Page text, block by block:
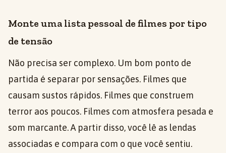
Monte uma lista pessoal de filmes por tipo
de tensão
Não precisa ser complexo. Um bom ponto de
partida é separar por sensações. Filmes que
causam sustos rápidos. Filmes que construem
terror aos poucos. Filmes com atmosfera pesada e
som marcante. A partir disso, você lê as lendas
associadas e compara com o que você sentiu.